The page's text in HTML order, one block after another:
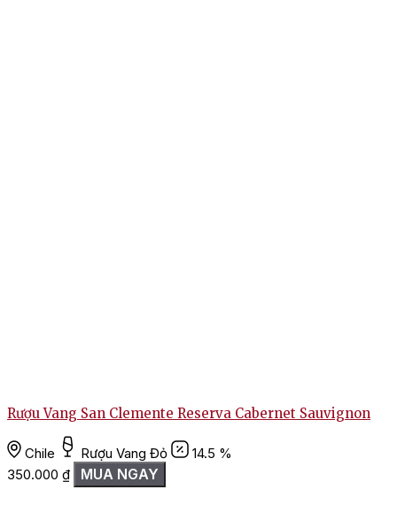
Rượu Vang San Clemente Reserva Cabernet Sauvignon
Chile Rượu Vang Đỏ
14.5 %
350.000 ₫ MUA NGAY